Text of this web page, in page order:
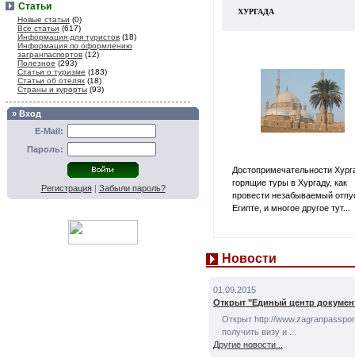
Статьи
Новые статьи (0)
Все статьи (617)
Информация для туристов (18)
Информация по оформлению
загранпаспортов (12)
Полезное (293)
Статьи о туризме (183)
Статьи об отелях (18)
Страны и курорты (93)
» Вход
E-Mail:
Пароль:
Регистрация| Забыли пароль?
ХУРГАДА
Достопримечательности
горящие туры в Хургаду, как
провести незабываемый
Египте, и многое другое тут...
Новости
01.09.2015
Открыт "Единый центр
Открыт http://
получить визу и ...
Другие новости...